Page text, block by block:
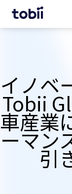
ー
イノベ
Tobii
車産業
ーマン
引